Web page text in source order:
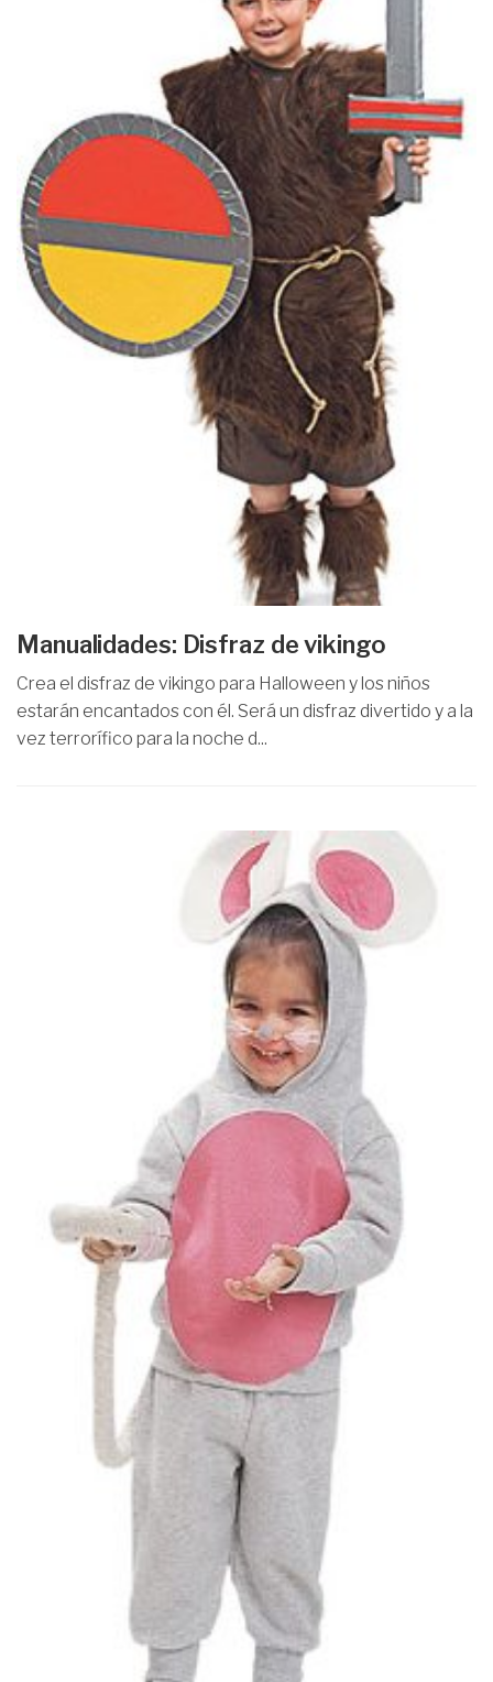
Manualidades: Disfraz de vikingo
Crea el disfraz de vikingo para Halloween y los niños
estarán encantados con él. Será un disfraz divertido y a la
vez terrorífico para la noche d...